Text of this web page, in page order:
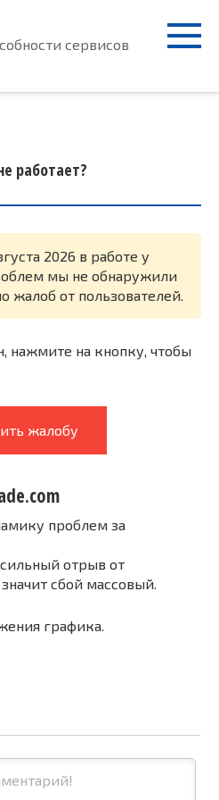
сервисов
работает?
2026 в работе у
мы не обнаружили
жалоб от пользователей.
нажмите на кнопку, чтобы
жалобу
проблем за
отрыв от
сбой массовый.
графика.